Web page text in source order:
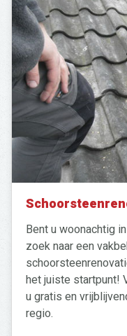
Zoeken
naar:
Bent u woonachtig
zoek naar een
het juiste startpunt!
u gratis en
regio.